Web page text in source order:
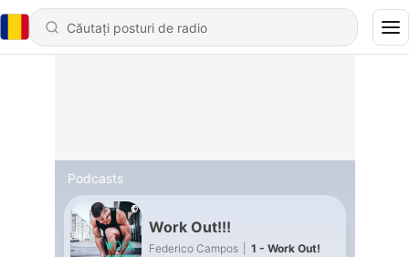
Podcasts
Work Out!!!
Federico Campos 1 - Work Out!